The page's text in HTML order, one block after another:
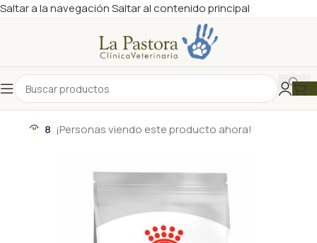
Saltar a la navegaciónSaltar al contenido principal
8 ¡Personas viendo este producto ahora!